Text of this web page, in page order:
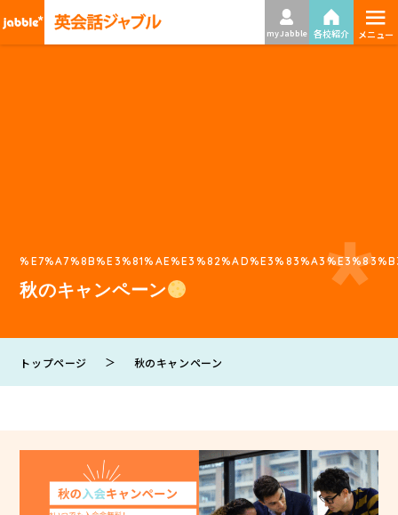
my Jabble 各校紹介 ≡
メニュー
秋のキャンペーン
トップページ ＞ 秋のキャンペーン